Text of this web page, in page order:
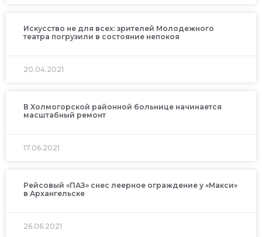
Искусство не для всех: зрителей Молодежного
театра погрузили в состояние непокоя
20.04.2021
В Холмогорской районной больнице начинается
масштабный ремонт
17.06.2021
Рейсовый «ПАЗ» снес леерное ограждение у «Макси»
в Архангельске
26.06.2021